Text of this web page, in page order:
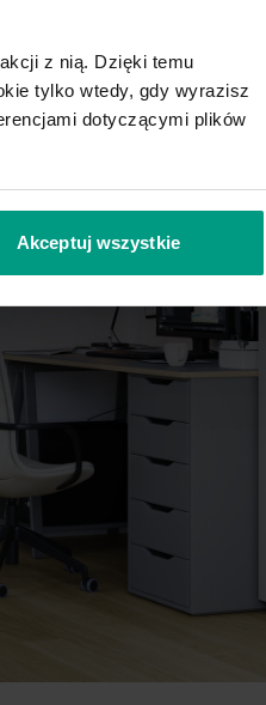
z nią. Dzięki temu
tylko wtedy, gdy wyrazisz
dotyczącymi plików
Akceptuj wszystkie